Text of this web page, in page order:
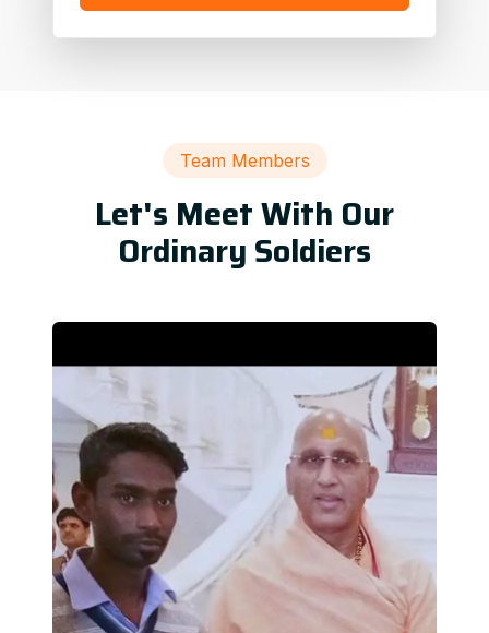
Team Members
Let's Meet With Our
Ordinary Soldiers